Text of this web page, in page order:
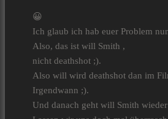
😀
Ich glaub ich hab euer Problem
Also, das ist will Smith ,
nicht deathshot ;).
Also will wird deathshot dan im
Irgendwann ;).
Und danach geht will Smith